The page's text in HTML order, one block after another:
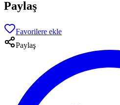
Paylaş
Favorilere ekle
Paylaş